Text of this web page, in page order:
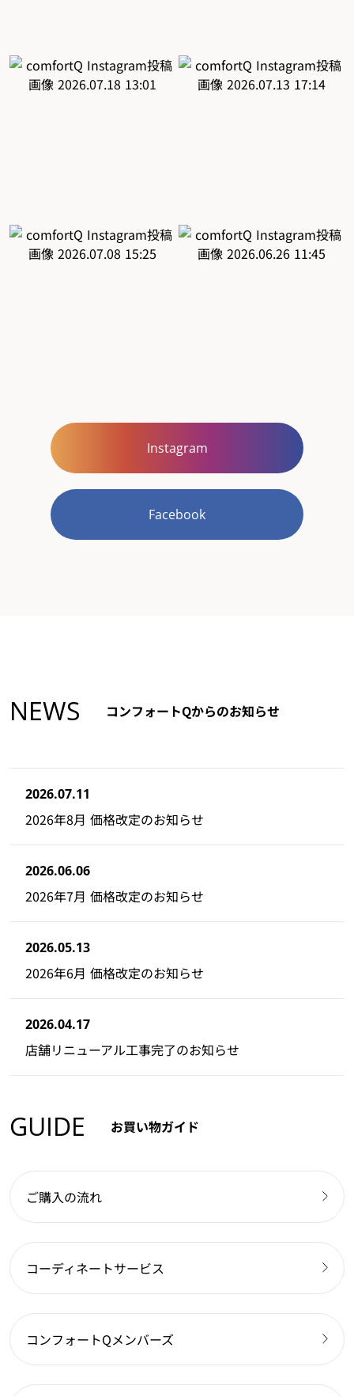
Instagram
Facebook
NEWS コンフォートQからのお知らせ
2026.07.11
2026年8月 価格改定のお知らせ
2026.06.06
2026年7月 価格改定のお知らせ
2026.05.13
2026年6月 価格改定のお知らせ
2026.04.17
店舗リニューアル工事完了のお知らせ
GUIDE お買い物ガイド
ご購入の流れ
コーディネートサービス
コンフォートQメンバーズ